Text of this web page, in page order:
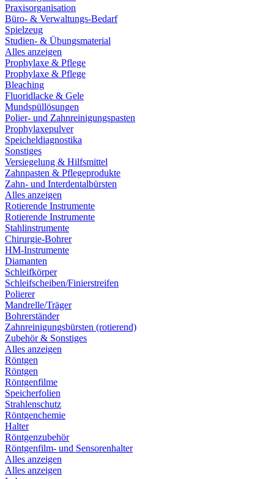
Praxisorganisation
Büro- & Verwaltungs-Bedarf
Spielzeug
Studien- & Übungsmaterial
Alles anzeigen
Prophylaxe & Pflege
Prophylaxe & Pflege
Bleaching
Fluoridlacke & Gele
Mundspüllösungen
Polier- und Zahnreinigungspasten
Prophylaxepulver
Speicheldiagnostika
Sonstiges
Versiegelung & Hilfsmittel
Zahnpasten & Pflegeprodukte
Zahn- und Interdentalbürsten
Alles anzeigen
Rotierende Instrumente
Rotierende Instrumente
Stahlinstrumente
Chirurgie-Bohrer
HM-Instrumente
Diamanten
Schleifkörper
Schleifscheiben/Finierstreifen
Polierer
Mandrelle/Träger
Bohrerständer
Zahnreinigungsbürsten (rotierend)
Zubehör & Sonstiges
Alles anzeigen
Röntgen
Röntgen
Röntgenfilme
Speicherfolien
Strahlenschutz
Röntgenchemie
Halter
Röntgenzubehör
Röntgenfilm- und Sensorenhalter
Alles anzeigen
Alles anzeigen